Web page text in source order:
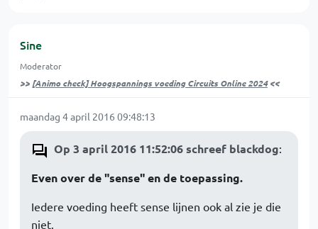
Sine
Moderator
>> [Animo check] Hoogspannings voeding Circuits Online 2024<<
maandag 4 april 2016 09:48:13
Op 3 april 2016 11:52:06 schreef blackdog:
Even over de "sense" en de toepassing.
Iedere voeding heeft sense lijnen ook al zie je die
niet.